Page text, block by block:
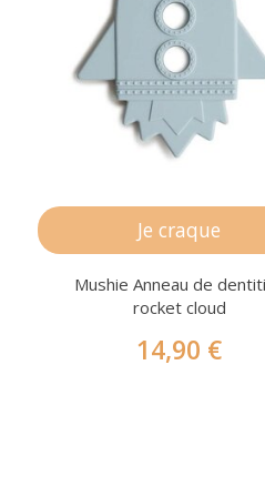
Je craque
Mushie Anneau de
rocket cloud
14,90 €